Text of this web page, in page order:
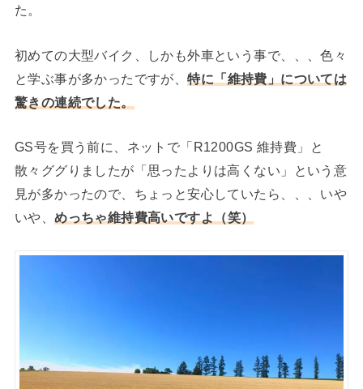
た。
初めての大型バイク、しかも外車という事で、、、色々
と学ぶ事が多かったですが、特に「維持費」については
驚きの連続でした。
GS号を買う前に、ネットで「R1200GS 維持費」と
散々ググりましたが「思ったよりは高くない」という意
見が多かったので、ちょっと安心していたら、、、いや
いや、めっちゃ維持費高いですよ（笑）